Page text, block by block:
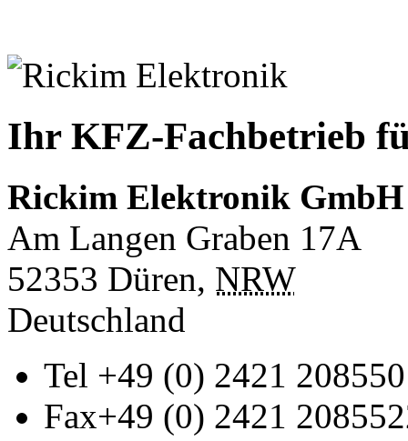
Ihr KFZ-Fachbetrieb
Rickim Elektronik GmbH
Am Langen Graben 17A
52353 Düren, NRW
Deutschland
Tel +49 (0) 2421 208550
Fax+49 (0) 2421